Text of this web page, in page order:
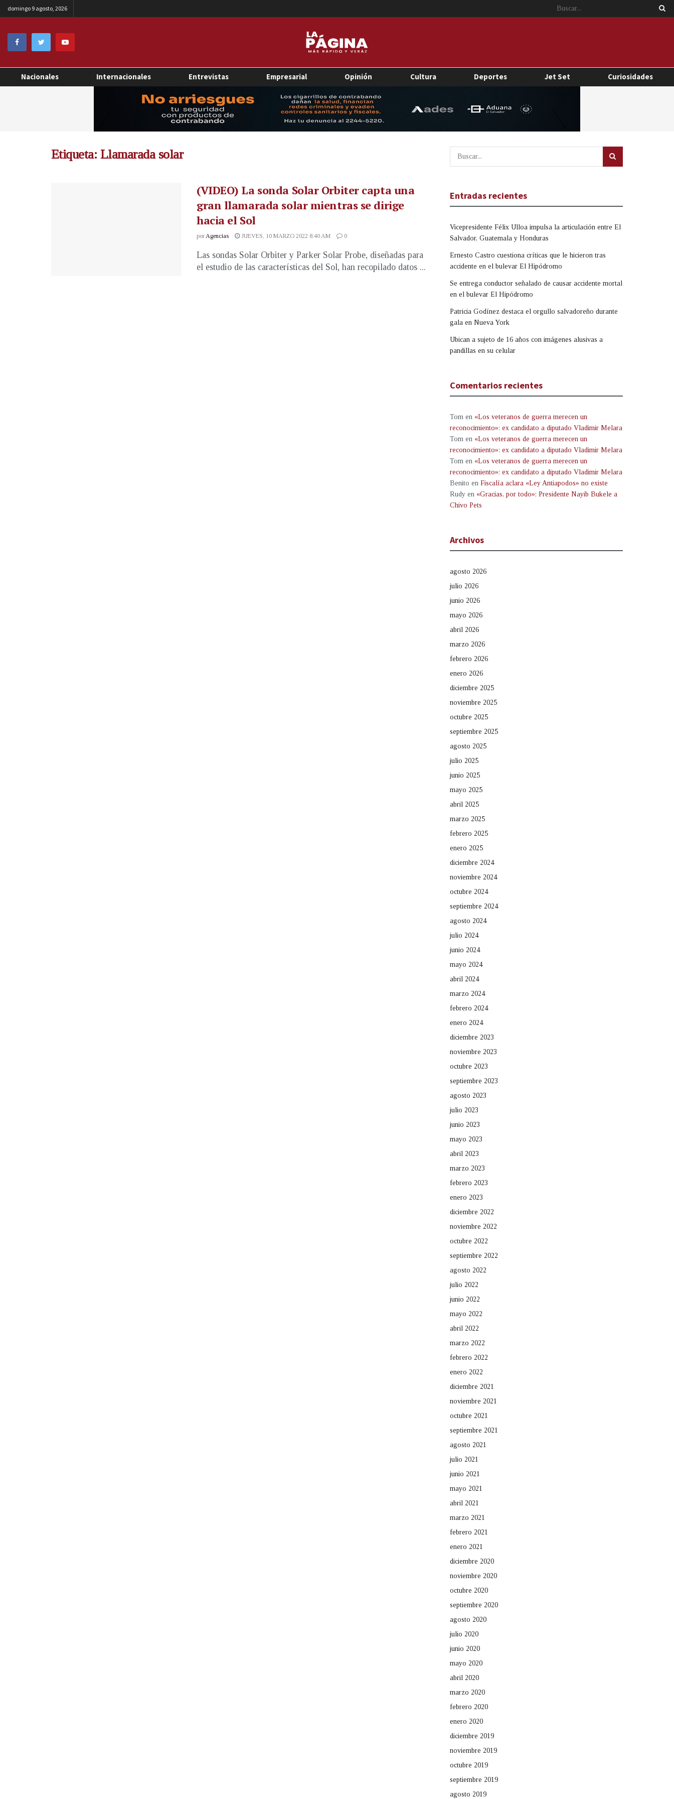
domingo 9 agosto, 2026
Nacionales Internacionales Entrevistas Empresarial Opinión Cultura Deportes Jet Set Curiosidades
Etiqueta: Llamarada solar
(VIDEO) La sonda Solar Orbiter capta una
gran llamarada solar mientras se dirige
hacia el Sol
porAgencias JUEVES, 10 MARZO 2022 8:40 AM 0
Las sondas Solar Orbiter y Parker Solar Probe, diseñadas para
el estudio de las características del Sol, han recopilado datos ...
Entradas recientes
Vicepresidente Félix Ulloa impulsa la articulación entre El
Salvador, Guatemala y Honduras
Ernesto Castro cuestiona críticas que le hicieron tras
accidente en el bulevar El Hipódromo
Se entrega conductor señalado de causar accidente mortal
en el bulevar El Hipódromo
Patricia Godínez destaca el orgullo salvadoreño durante
gala en Nueva York
Ubican a sujeto de 16 años con imágenes alusivas a
pandillas en su celular
Comentarios recientes
Tom en «Los veteranos de guerra merecen un
reconocimiento»: ex candidato a diputado Vladimir Melara
Tom en «Los veteranos de guerra merecen un
reconocimiento»: ex candidato a diputado Vladimir Melara
Tom en «Los veteranos de guerra merecen un
reconocimiento»: ex candidato a diputado Vladimir Melara
Benito en Fiscalía aclara «Ley Antiapodos» no existe
Rudy en «Gracias, por todo»: Presidente Nayib Bukele a
Chivo Pets
Archivos
agosto 2026
julio 2026
junio 2026
mayo 2026
abril 2026
marzo 2026
febrero 2026
enero 2026
diciembre 2025
noviembre 2025
octubre 2025
septiembre 2025
agosto 2025
julio 2025
junio 2025
mayo 2025
abril 2025
marzo 2025
febrero 2025
enero 2025
diciembre 2024
noviembre 2024
octubre 2024
septiembre 2024
agosto 2024
julio 2024
junio 2024
mayo 2024
abril 2024
marzo 2024
febrero 2024
enero 2024
diciembre 2023
noviembre 2023
octubre 2023
septiembre 2023
agosto 2023
julio 2023
junio 2023
mayo 2023
abril 2023
marzo 2023
febrero 2023
enero 2023
diciembre 2022
noviembre 2022
octubre 2022
septiembre 2022
agosto 2022
julio 2022
junio 2022
mayo 2022
abril 2022
marzo 2022
febrero 2022
enero 2022
diciembre 2021
noviembre 2021
octubre 2021
septiembre 2021
agosto 2021
julio 2021
junio 2021
mayo 2021
abril 2021
marzo 2021
febrero 2021
enero 2021
diciembre 2020
noviembre 2020
octubre 2020
septiembre 2020
agosto 2020
julio 2020
junio 2020
mayo 2020
abril 2020
marzo 2020
febrero 2020
enero 2020
diciembre 2019
noviembre 2019
octubre 2019
septiembre 2019
agosto 2019